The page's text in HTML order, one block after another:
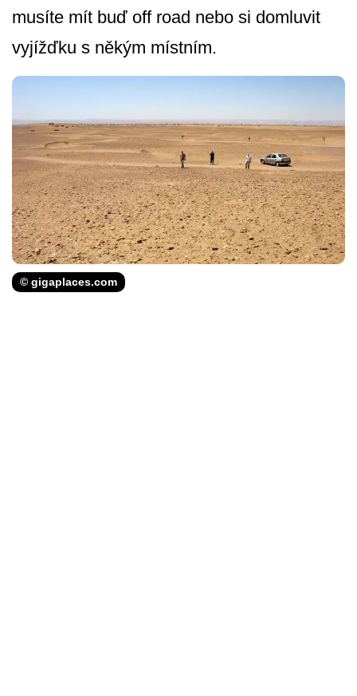
musíte mít buď off road nebo si domluvit
vyjížďku s někým místním.
© gigaplaces.com